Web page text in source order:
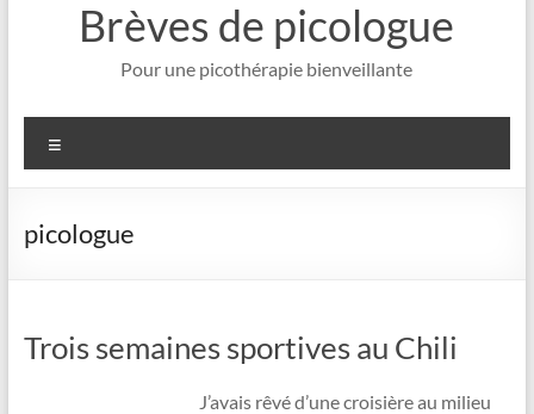
Brèves de picologue
Pour une picothérapie bienveillante
picologue
Trois semaines sportives au Chili
J’avais rêvé d’une croisière au milieu